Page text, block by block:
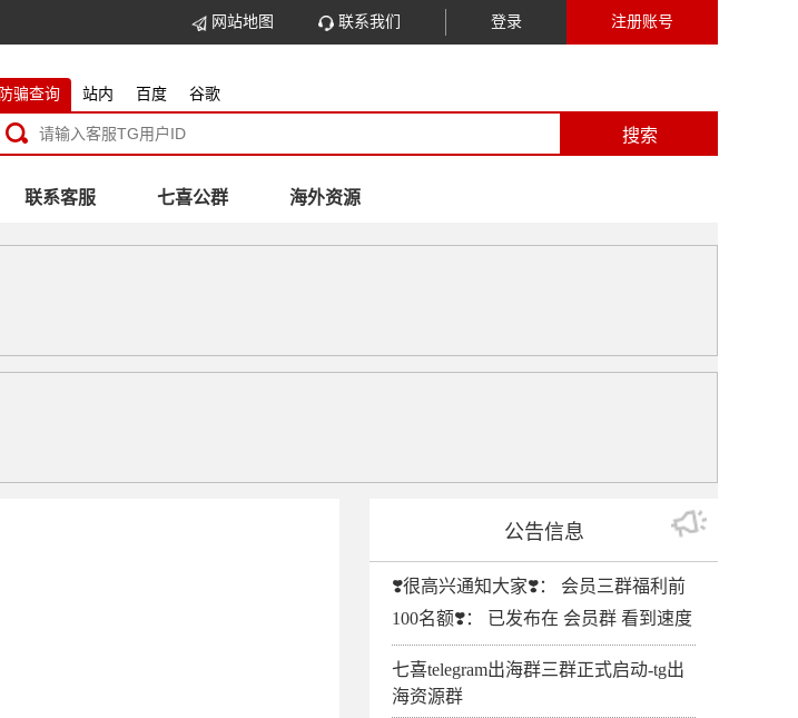
注册账号
登录
联系我们
网站地图
防骗查询 站内 百度 谷歌
搜索
联系客服 七喜公群 海外资源
公告信息
❣️很高兴通知大家❣️： 会员三群福利前
100名额❣️： 已发布在 会员群 看到速度
七喜telegram出海群三群正式启动-tg出
海资源群